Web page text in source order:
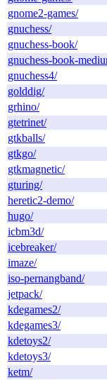
gnome2-games/
gnuchess/
gnuchess-book/
gnuchess-book-
gnuchess4/
golddig/
grhino/
gtetrinet/
gtkballs/
gtkgo/
gtkmagnetic/
gturing/
heretic2-demo/
hugo/
icbm3d/
icebreaker/
imaze/
iso-pernangband/
jetpack/
kdegames2/
kdegames3/
kdetoys2/
kdetoys3/
ketm/